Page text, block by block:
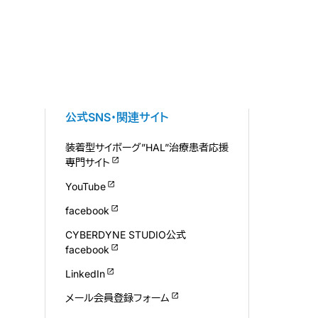
公式SNS・関連サイト
装着型サイボーグ”HAL”治療患者応援
専門サイト
YouTube
facebook
CYBERDYNE STUDIO公式
facebook
LinkedIn
メール会員登録フォーム